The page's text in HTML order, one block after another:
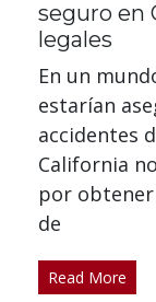
seguro en
legales
En un
estarían
accidentes
California
por
de
Read More